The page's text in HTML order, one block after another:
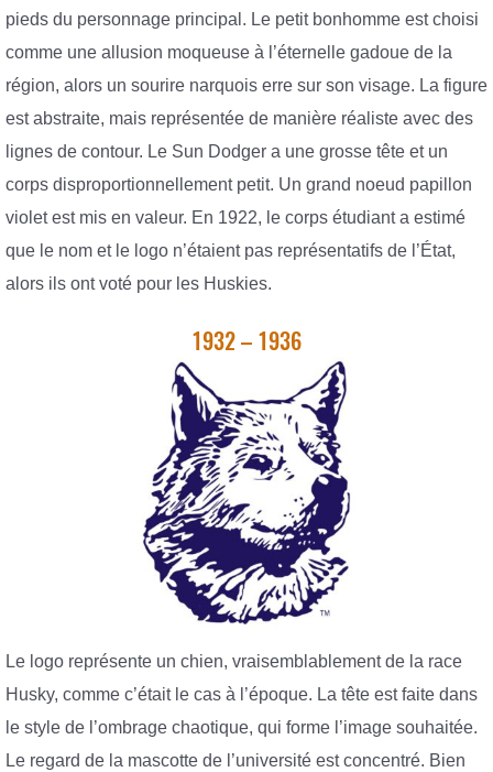
pieds du personnage principal. Le petit bonhomme est choisi
comme une allusion moqueuse à l’éternelle gadoue de la
région, alors un sourire narquois erre sur son visage. La figure
est abstraite, mais représentée de manière réaliste avec des
lignes de contour. Le Sun Dodger a une grosse tête et un
corps disproportionnellement petit. Un grand noeud papillon
violet est mis en valeur. En 1922, le corps étudiant a estimé
que le nom et le logo n’étaient pas représentatifs de l’État,
alors ils ont voté pour les Huskies.
1932 – 1936
Le logo représente un chien, vraisemblablement de la race
Husky, comme c’était le cas à l’époque. La tête est faite dans
le style de l’ombrage chaotique, qui forme l’image souhaitée.
Le regard de la mascotte de l’université est concentré. Bien